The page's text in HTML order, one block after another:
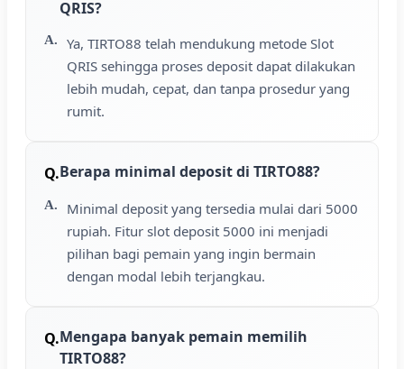
QRIS?
Ya, TIRTO88 telah mendukung metode Slot
QRIS sehingga proses deposit dapat dilakukan
lebih mudah, cepat, dan tanpa prosedur yang
rumit.
Berapa minimal deposit di TIRTO88?
Minimal deposit yang tersedia mulai dari 5000
rupiah. Fitur slot deposit 5000 ini menjadi
pilihan bagi pemain yang ingin bermain
dengan modal lebih terjangkau.
Mengapa banyak pemain memilih
TIRTO88?